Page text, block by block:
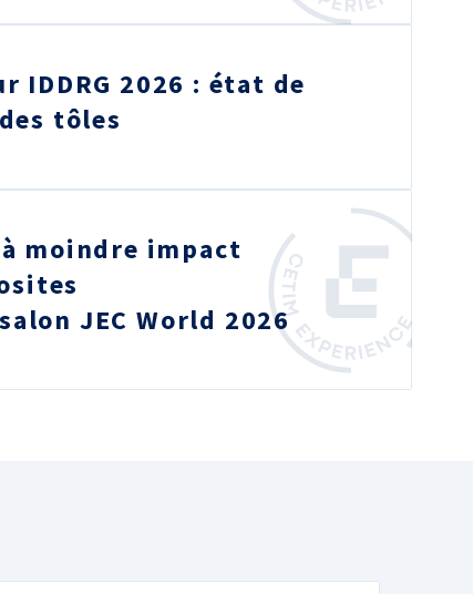
IDDRG 2026 : état de
tôles
moindre impact
JEC World 2026